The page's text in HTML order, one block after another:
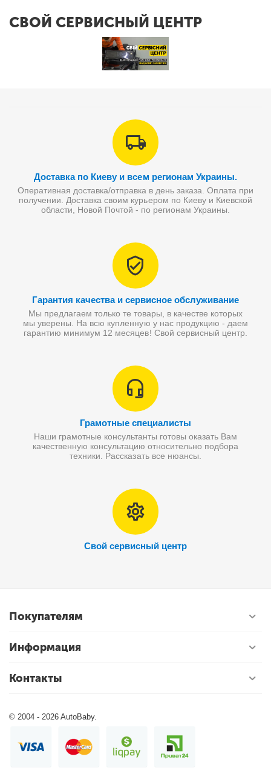
СВОЙ СЕРВИСНЫЙ ЦЕНТР
Доставка по Киеву и всем регионам Украины.
Оперативная доставка/отправка в день заказа. Оплата при
получении. Доставка своим курьером по Киеву и Киевской
области, Новой Почтой - по регионам Украины.
Гарантия качества и сервисное обслуживание
Мы предлагаем только те товары, в качестве которых
мы уверены. На всю купленную у нас продукцию - даем
гарантию минимум 12 месяцев! Свой сервисный центр.
Грамотные специалисты
Наши грамотные консультанты готовы оказать Вам
качественную консультацию относительно подбора
техники. Рассказать все нюансы.
Свой сервисный центр
Покупателям
Информация
Контакты
© 2004 - 2026 AutoBaby.